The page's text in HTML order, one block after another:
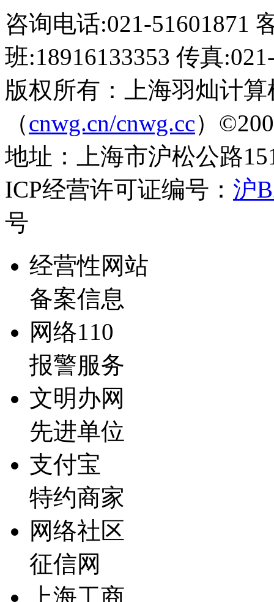
咨询电话:021-51601871
班:18916133353 传真
版权所有：上海羽灿计
（cnwg.cn/cnwg.cc）
地址：上海市沪松公路
ICP经营许可证编号： 沪
号
经营性网站
备案信息
网络110
报警服务
文明办网
先进单位
支付宝
特约商家
网络社区
征信网